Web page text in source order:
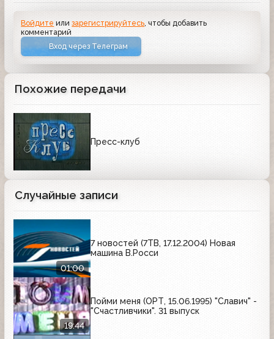
Войдите илизарегистрируйтесь, чтобы добавить
комментарий
Вход через Телеграм
Похожие передачи
Пресс-клуб
Случайные записи
01:00
7 новостей (7ТВ, 17.12.2004) Новая
машина В.Росси
19:44
Пойми меня (ОРТ, 15.06.1995) "Славич" -
"Счастливчики". 31 выпуск